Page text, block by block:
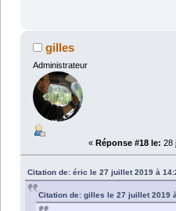
gilles
Administrateur
« Réponse #18 le: 28
Citation de: éric le 27 juillet 2019 à
Citation de: gilles le 27 juillet 2019